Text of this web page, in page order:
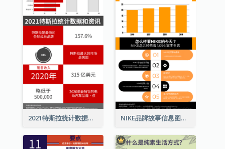
2021特斯拉统计数据和资讯信息图表 NIKE品牌故事信息图表